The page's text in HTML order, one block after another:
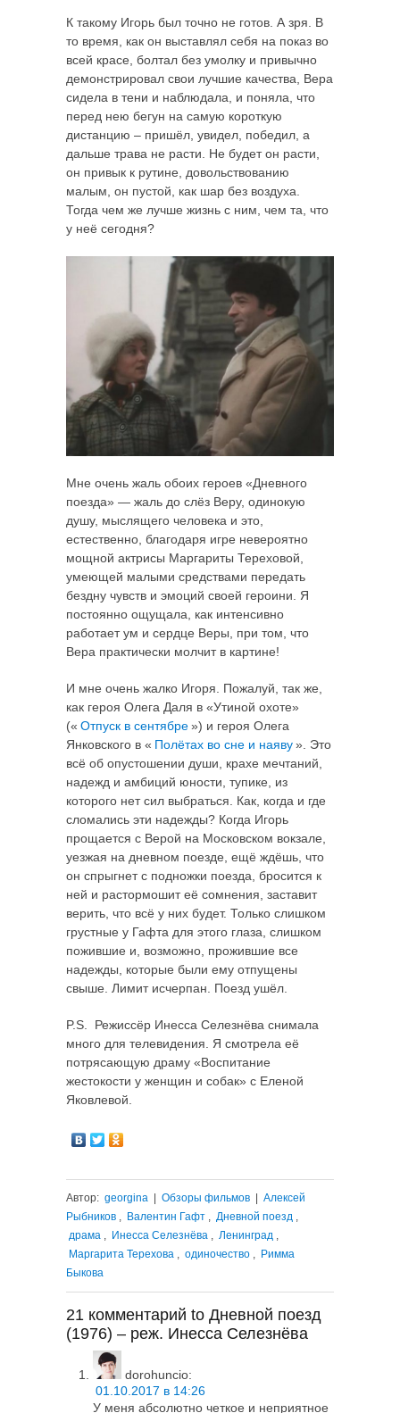
К такому Игорь был точно не готов. А зря. В
то время, как он выставлял себя на показ во
всей красе, болтал без умолку и привычно
демонстрировал свои лучшие качества, Вера
сидела в тени и наблюдала, и поняла, что
перед нею бегун на самую короткую
дистанцию – пришёл, увидел, победил, а
дальше трава не расти. Не будет он расти,
он привык к рутине, довольствованию
малым, он пустой, как шар без воздуха.
Тогда чем же лучше жизнь с ним, чем та, что
у неё сегодня?
Мне очень жаль обоих героев «Дневного
поезда» — жаль до слёз Веру, одинокую
душу, мыслящего человека и это,
естественно, благодаря игре невероятно
мощной актрисы Маргариты Тереховой,
умеющей малыми средствами передать
бездну чувств и эмоций своей героини. Я
постоянно ощущала, как интенсивно
работает ум и сердце Веры, при том, что
Вера практически молчит в картине!
И мне очень жалко Игоря. Пожалуй, так же,
как героя Олега Даля в «Утиной охоте»
(« Отпуск в сентябре») и героя Олега
Янковского в « Полётах во сне и наяву». Это
всё об опустошении души, крахе мечтаний,
надежд и амбиций юности, тупике, из
которого нет сил выбраться. Как, когда и где
сломались эти надежды? Когда Игорь
прощается с Верой на Московском вокзале,
уезжая на дневном поезде, ещё ждёшь, что
он спрыгнет с подножки поезда, бросится к
ней и растормошит её сомнения, заставит
верить, что всё у них будет. Только слишком
грустные у Гафта для этого глаза, слишком
пожившие и, возможно, прожившие все
надежды, которые были ему отпущены
свыше. Лимит исчерпан. Поезд ушёл.
P.S. Режиссёр Инесса Селезнёва снимала
много для телевидения. Я смотрела её
потрясающую драму «Воспитание
жестокости у женщин и собак» с Еленой
Яковлевой.
Автор: georgina | Обзоры фильмов | Алексей
Рыбников , Валентин Гафт , Дневной поезд ,
драма , Инесса Селезнёва , Ленинград ,
Маргарита Терехова , одиночество , Римма
Быкова
21 комментарий to Дневной поезд
(1976) – реж. Инесса Селезнёва
dorohuncio:
01.10.2017 в 14:26
У меня абсолютно четкое и неприятное